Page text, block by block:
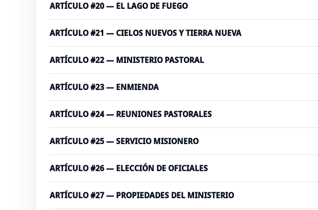
ARTÍCULO #20 — EL LAGO DE FUEGO
ARTÍCULO #21 — CIELOS NUEVOS Y TIERRA NUEVA
ARTÍCULO #22 — MINISTERIO PASTORAL
ARTÍCULO #23 — ENMIENDA
ARTÍCULO #24 — REUNIONES PASTORALES
ARTÍCULO #25 — SERVICIO MISIONERO
ARTÍCULO #26 — ELECCIÓN DE OFICIALES
ARTÍCULO #27 — PROPIEDADES DEL MINISTERIO